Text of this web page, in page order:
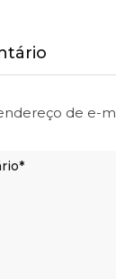
de e-